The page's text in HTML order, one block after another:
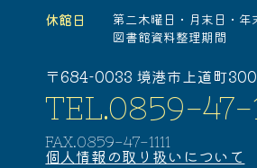
休館日 第二木曜日・ 月末日・ 年
図書館資料整理期間
〒684-0033 境港市上道町
TEL.0859-47-
FAX.0859-47-1111
個人情報の取り扱いについて